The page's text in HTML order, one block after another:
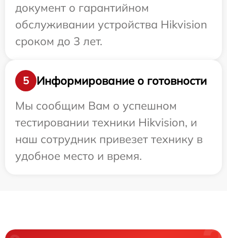
документ о гарантийном
обслуживании устройства Hikvision
сроком до 3 лет.
5
Информирование о готовности
Мы сообщим Вам о успешном
тестировании техники Hikvision, и
наш сотрудник привезет технику в
удобное место и время.